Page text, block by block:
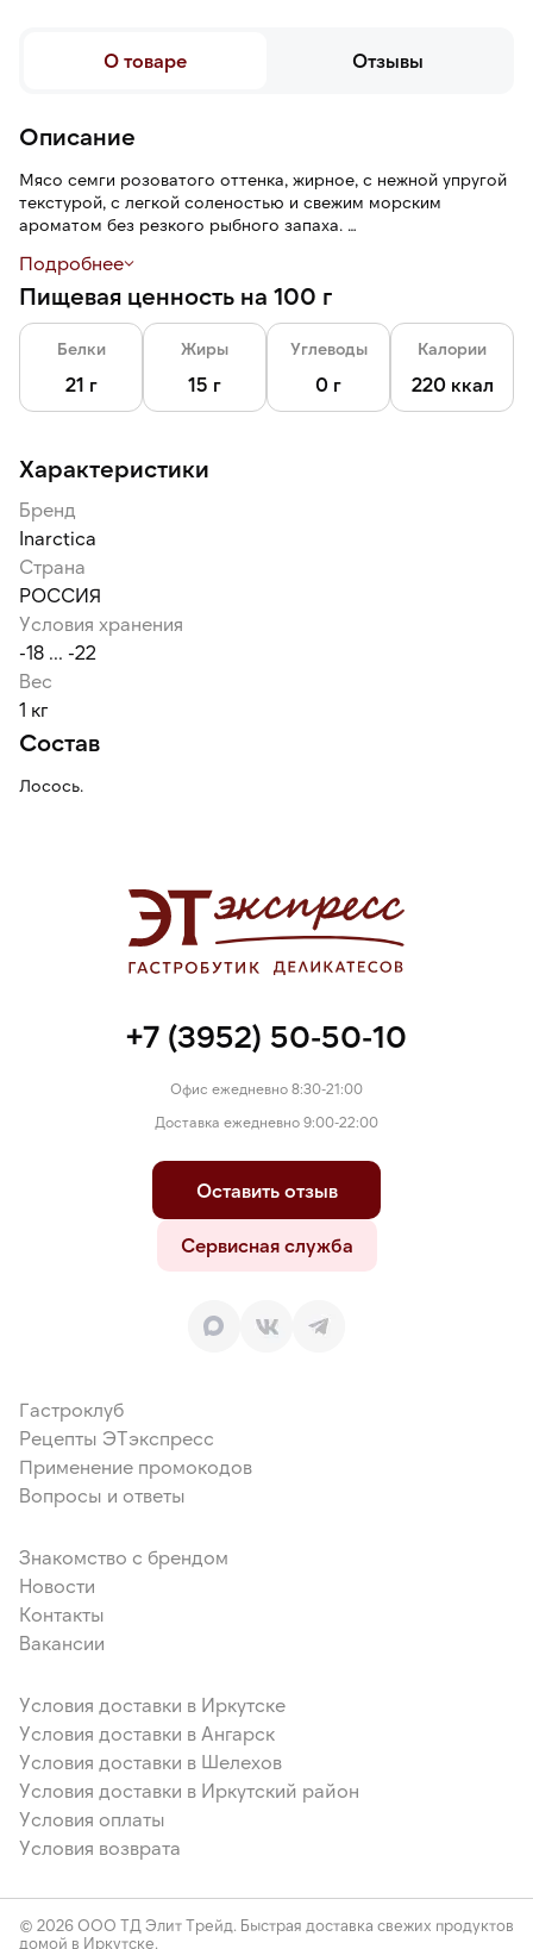
О товаре Отзывы
Описание
Мясо семги розоватого оттенка, жирное, с нежной упругой
текстурой, с легкой соленостью и свежим морским
ароматом без резкого рыбного запаха.
Разделка облегчает работу на кухне и экономит время.
Трим С — рыба очищена от хребта и реберных костей,
спинного плавника, жаберной крышки, брюшных жира и
плавника, пинбона кости.
Подробнее
Пищевая ценность на 100 г
Белки
21 г
Жиры
15 г
Углеводы
0 г
Калории
220 ккал
Характеристики
Бренд
Inarctica
Страна
РОССИЯ
Условия хранения
-18 ... -22
Вес
1 кг
Состав
Лосось.
+7 (3952) 50-50-10
Офис ежедневно 8:30-21:00
Доставка ежедневно 9:00-22:00
Оставить отзыв
Сервисная служба
Гастроклуб
Рецепты ЭТэкспресс
Применение промокодов
Вопросы и ответы
Знакомство с брендом
Новости
Контакты
Вакансии
Условия доставки в Иркутске
Условия доставки в Ангарск
Условия доставки в Шелехов
Условия доставки в Иркутский район
Условия оплаты
Условия возврата
© 2026 ООО ТД Элит Трейд. Быстрая доставка свежих продуктов
домой в Иркутске.